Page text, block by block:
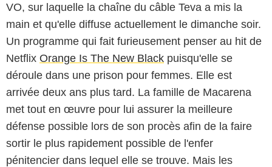
VO, sur laquelle la chaîne du câble Teva a mis la
main et qu'elle diffuse actuellement le dimanche soir.
Un programme qui fait furieusement penser au hit de
Netflix Orange Is The New Black puisqu'elle se
déroule dans une prison pour femmes. Elle est
arrivée deux ans plus tard. La famille de Macarena
met tout en œuvre pour lui assurer la meilleure
défense possible lors de son procès afin de la faire
sortir le plus rapidement possible de l'enfer
pénitencier dans lequel elle se trouve. Mais les